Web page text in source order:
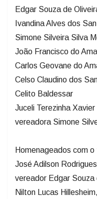
Edgar Souza de
Ivandina Alves dos
Simone Silveira Silva
João Francisco do
Carlos Geovane do
Celso Claudino dos
Celito Baldessar
Juceli Terezinha
vereadora Simone
Homenageados com
José Adilson
vereador Edgar Souza
Nilton Lucas